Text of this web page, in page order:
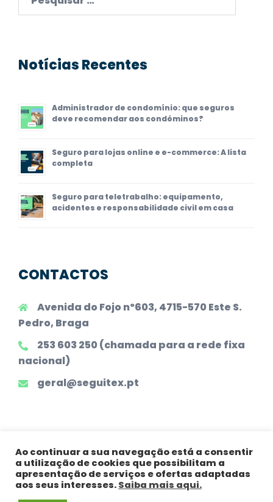
por:
Notícias Recentes
Administrador de condomínio: que seguros
deve recomendar aos condóminos?
Seguro para lojas online e e-commerce: A lista
completa
Seguro para teletrabalho: equipamento,
acidentes e responsabilidade civil em casa
CONTACTOS
Avenida do Fojo nº603, 4715-570 Este S.
Pedro, Braga
253 603 250 (chamada para a rede fixa
nacional)
geral@seguitex.pt
Todos os Direitos Reservados |Declaração
Legal|Política de Privacidade|Princípios
Ao continuar a sua navegação está a consentir
a utilização de cookies que possibilitam a
apresentação de serviços e ofertas adaptadas
aos seus interesses. Saiba mais aqui.